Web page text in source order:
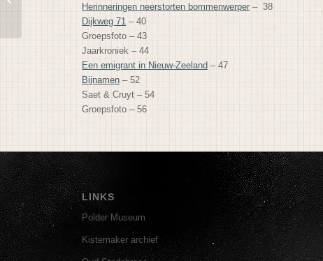
Herinneringen neerstorten bommenwerper – 38
Dijkweg 71 – 40
Groepsfoto – 43
Jaarkroniek – 44
Een emigrant in Nieuw-Zeeland – 47
Bijnamen – 52
Saet & Cruyt – 54
Groepsfoto – 56
LINKS
Polder Museum
Kistemaker archief